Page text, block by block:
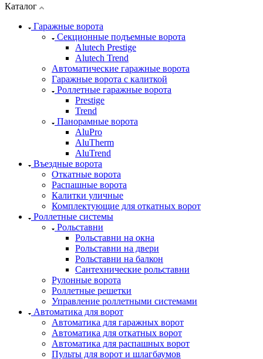
Каталог
Гаражные ворота
Секционные подъемные ворота
Alutech Prestige
Alutech Trend
Автоматические гаражные ворота
Гаражные ворота с калиткой
Роллетные гаражные ворота
Prestige
Trend
Панорамные ворота
AluPro
AluTherm
AluTrend
Въездные ворота
Откатные ворота
Распашные ворота
Калитки уличные
Комплектующие для откатных ворот
Роллетные системы
Рольставни
Рольставни на окна
Рольставни на двери
Рольставни на балкон
Сантехнические рольставни
Рулонные ворота
Роллетные решетки
Управление роллетными системами
Автоматика для ворот
Автоматика для гаражных ворот
Автоматика для откатных ворот
Автоматика для распашных ворот
Пульты для ворот и шлагбаумов